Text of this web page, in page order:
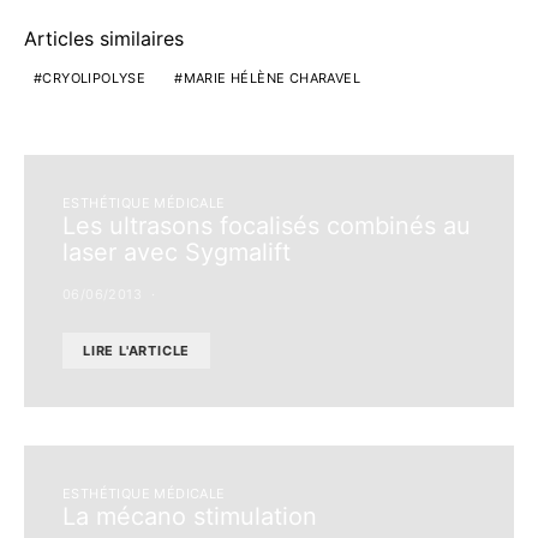
Articles similaires
CRYOLIPOLYSE MARIE HÉLÈNE CHARAVEL
ESTHÉTIQUE MÉDICALE
Les ultrasons focalisés combinés au
laser avec Sygmalift
LIRE L'ARTICLE
ESTHÉTIQUE MÉDICALE
La mécano stimulation